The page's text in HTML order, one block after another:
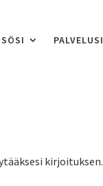
PALVELUSI
kirjoituksen.